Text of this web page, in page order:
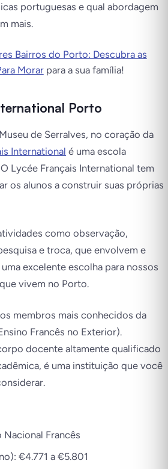
portuguesas e qual abordagem
mais.
Bairros do Porto: Descubra as
Morarpara a sua família!
Porto
de Serralves, no coração da
International é uma escola
Lycée Français International tem
os alunos a construir suas próprias
como observação,
e troca, que envolvem e
excelente escolha para nossos
que vivem no Porto.
membros mais conhecidos da
Francês no Exterior).
docente altamente qualificado
é uma instituição que você
Francês
€4.771 a €5.801